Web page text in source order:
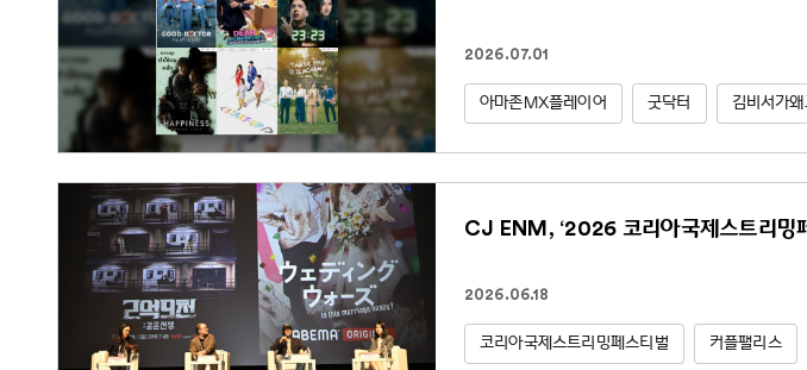
2026.07.01
아마존MX플레이어 굿닥터 김비서가
CJ ENM, ‘2026 코리아국제스트리밍
2026.06.18
코리아국제스트리밍페스티벌 커플팰리스